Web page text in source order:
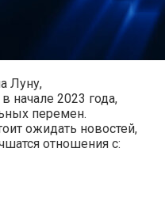
Луну,
начале 2023 года,
перемен.
ожидать новостей,
отношения с: